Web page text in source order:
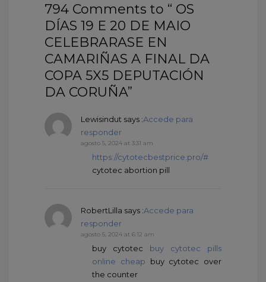
794 Comments to “ OS
DÍAS 19 E 20 DE MAIO
CELEBRARASE EN
CAMARIÑAS A FINAL DA
COPA 5X5 DEPUTACIÓN
DA CORUÑA”
Lewisindut says :Accede para
responder
agosto 5, 2024 at 3:31 am
https://cytotecbestprice.pro/#
cytotec abortion pill
RobertLilla says :Accede para
responder
agosto 5, 2024 at 6:12 am
buy cytotec buy cytotec pills
online cheap buy cytotec over
the counter